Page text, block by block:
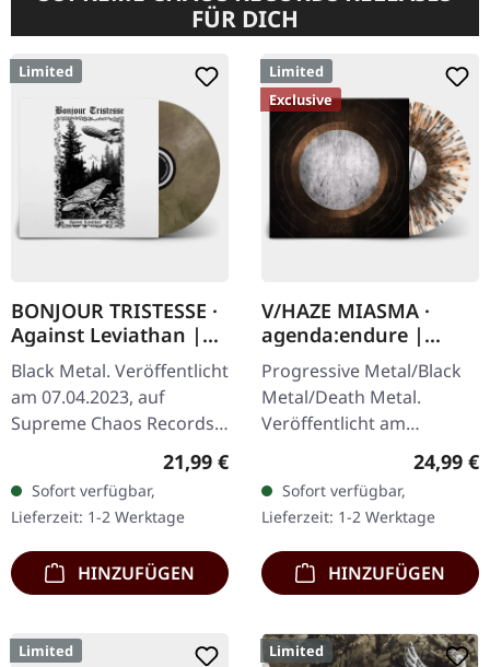
FÜR DICH
Limited
BONJOUR TRISTESSE ·
Against Leviathan |
ECO RECYCLED VINYL
LP
Black Metal. Veröffentlicht
am 07.04.2023, auf
Supreme Chaos Records.
Recycletes Eco-Vinyl mit
Insert, Download-Code,
limitiert auf 200…
Regulärer Preis:
21,99 €
Sofort verfügbar,
Lieferzeit: 1-2 Werktage
HINZUFÜGEN
Limited
Exclusive
V/HAZE MIASMA ·
agenda:endure |
SPLATTER LP
Progressive Metal/Black
Metal/Death Metal.
Veröffentlicht am
08.12.2023, auf Supreme
Chaos Records. SCR
Exklusives Ultra
Clear/Silber/Gold/Schwar
z…
24,99 €
Sofort verfügbar,
Lieferzeit: 1-2 Werktage
HINZUFÜGEN
Limited Limited